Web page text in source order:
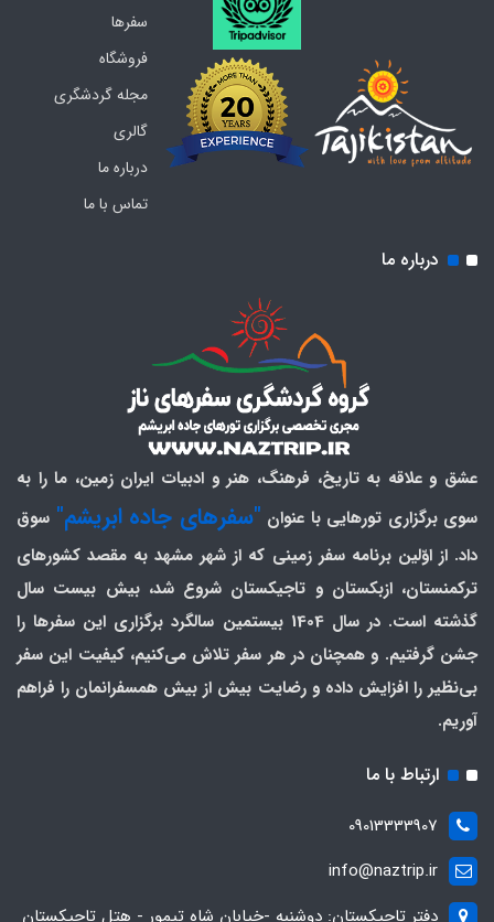
سفرها
فروشگاه
مجله گردشگری
گالری
درباره ما
تماس با ما
درباره ما
عشق و علاقه به تاریخ، فرهنگ، هنر و ادبیات ایران زمین، ما را به
سوی برگزاری تورهایی با عنوان "سفرهای جاده ابریشم" سوق
داد. از اوّلین برنامه سفر زمینی که از شهر مشهد به مقصد کشورهای
ترکمنستان، ازبکستان و تاجیکستان شروع شد، بیش بیست سال
گذشته است. در سال 1404 بیستمین سالگرد برگزاری این سفرها را
جشن گرفتیم. و همچنان در هر سفر تلاش می‌کنیم، کیفیت این سفر
بی‌نظیر را افزایش داده و رضایت بیش از بیش همسفرانمان را فراهم
آوریم.
ارتباط با ما
09013333907
info@naztrip.ir
دفتر تاجیکستان: دوشنبه -خیابان شاه تیمور - هتل تاجیکستان